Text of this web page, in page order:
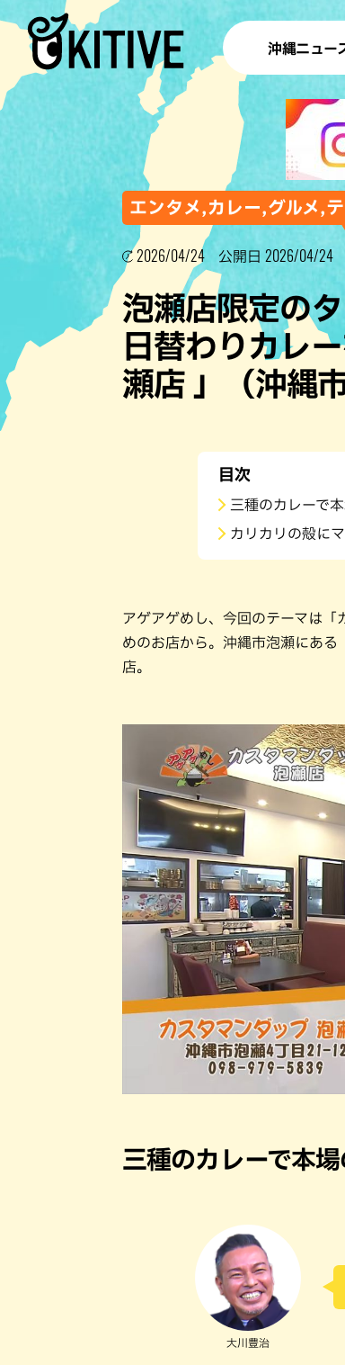
沖縄ニュー
エンタメ,カレー,グルメ,
2026/04/24 公開日 2026/04/24
泡瀬店限定の
日替わりカレ
瀬店 」（沖縄市
目次
三種のカレーで
カリカリの殻に
アゲアゲめし、今回のテーマは
めのお店から。沖縄市泡瀬にあ
店。
三種のカレーで本
大川豊治